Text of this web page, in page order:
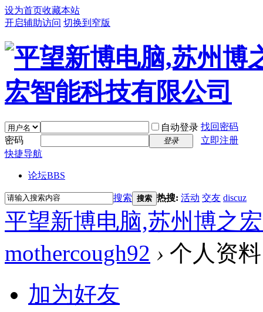
设为首页收藏本站
开启辅助访问 切换到窄版
自动登录 找回密码
密码
登录
立即注册
快捷导航
论坛BBS
搜索 搜索 热搜: 活动 交友 discuz
平望新博电脑,苏州博之
mothercough92 › 个人资料
加为好友